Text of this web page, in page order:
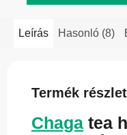
Leírás Hasonló (8)
Termék
Chaga tea